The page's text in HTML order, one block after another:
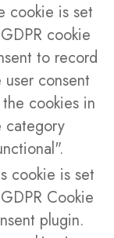
cookie is set
cookie
to record
user consent
cookies in
category
cookie is set
Cookie
plugin.